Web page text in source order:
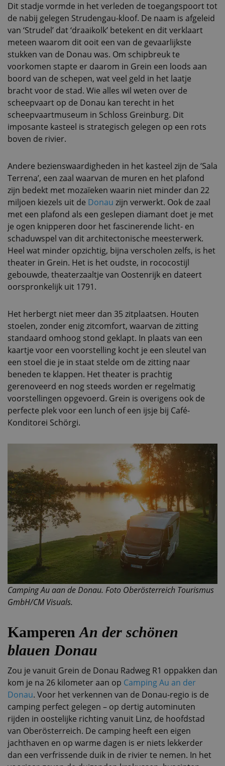
Dit stadje vormde in het verleden de toegangspoort tot
de nabij gelegen Strudengau-kloof. De naam is afgeleid
van ‘Strudel’ dat ‘draaikolk’ betekent en dit verklaart
meteen waarom dit ooit een van de gevaarlijkste
stukken van de Donau was. Om schipbreuk te
voorkomen stapte er daarom in Grein een loods aan
boord van de schepen, wat veel geld in het laatje
bracht voor de stad. Wie alles wil weten over de
scheepvaart op de Donau kan terecht in het
scheepvaartmuseum in Schloss Greinburg. Dit
imposante kasteel is strategisch gelegen op een rots
boven de rivier.
Andere bezienswaardigheden in het kasteel zijn de ‘Sala
Terrena’, een zaal waarvan de muren en het plafond
zijn bedekt met mozaïeken waarin niet minder dan 22
miljoen kiezels uit de Donau zijn verwerkt. Ook de zaal
met een plafond als een geslepen diamant doet je met
je ogen knipperen door het fascinerende licht- en
schaduwspel van dit architectonische meesterwerk.
Heel wat minder opzichtig, bijna verscholen zelfs, is het
theater in Grein. Het is het oudste, in rococostijl
gebouwde, theaterzaaltje van Oostenrijk en dateert
oorspronkelijk uit 1791.
Het herbergt niet meer dan 35 zitplaatsen. Houten
stoelen, zonder enig zitcomfort, waarvan de zitting
standaard omhoog stond geklapt. In plaats van een
kaartje voor een voorstelling kocht je een sleutel van
een stoel die je in staat stelde om de zitting naar
beneden te klappen. Het theater is prachtig
gerenoveerd en nog steeds worden er regelmatig
voorstellingen opgevoerd. Grein is overigens ook de
perfecte plek voor een lunch of een ijsje bij Café-
Konditorei Schörgi.
Camping Au aan de Donau. Foto Oberösterreich Tourismus
GmbH/CM Visuals.
KamperenAn der schönen
blauen Donau
Zou je vanuit Grein de Donau Radweg R1 oppakken dan
kom je na 26 kilometer aan op Camping Au an der
Donau. Voor het verkennen van de Donau-regio is de
camping perfect gelegen – op dertig autominuten
rijden in oostelijke richting vanuit Linz, de hoofdstad
van Oberösterreich. De camping heeft een eigen
jachthaven en op warme dagen is er niets lekkerder
dan een verfrissende duik in de rivier te nemen. In het